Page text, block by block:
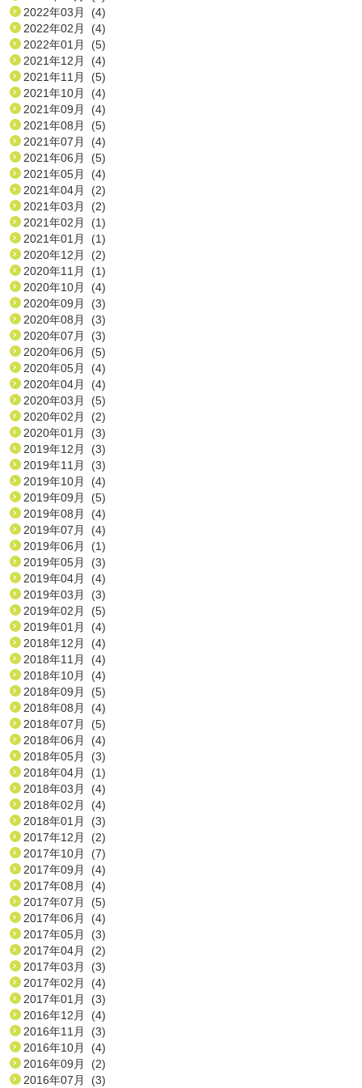
2022年03月 (4)
2022年02月 (4)
2022年01月 (5)
2021年12月 (4)
2021年11月 (5)
2021年10月 (4)
2021年09月 (4)
2021年08月 (5)
2021年07月 (4)
2021年06月 (5)
2021年05月 (4)
2021年04月 (2)
2021年03月 (2)
2021年02月 (1)
2021年01月 (1)
2020年12月 (2)
2020年11月 (1)
2020年10月 (4)
2020年09月 (3)
2020年08月 (3)
2020年07月 (3)
2020年06月 (5)
2020年05月 (4)
2020年04月 (4)
2020年03月 (5)
2020年02月 (2)
2020年01月 (3)
2019年12月 (3)
2019年11月 (3)
2019年10月 (4)
2019年09月 (5)
2019年08月 (4)
2019年07月 (4)
2019年06月 (1)
2019年05月 (3)
2019年04月 (4)
2019年03月 (3)
2019年02月 (5)
2019年01月 (4)
2018年12月 (4)
2018年11月 (4)
2018年10月 (4)
2018年09月 (5)
2018年08月 (4)
2018年07月 (5)
2018年06月 (4)
2018年05月 (3)
2018年04月 (1)
2018年03月 (4)
2018年02月 (4)
2018年01月 (3)
2017年12月 (2)
2017年10月 (7)
2017年09月 (4)
2017年08月 (4)
2017年07月 (5)
2017年06月 (4)
2017年05月 (3)
2017年04月 (2)
2017年03月 (3)
2017年02月 (4)
2017年01月 (3)
2016年12月 (4)
2016年11月 (3)
2016年10月 (4)
2016年09月 (2)
2016年07月 (3)